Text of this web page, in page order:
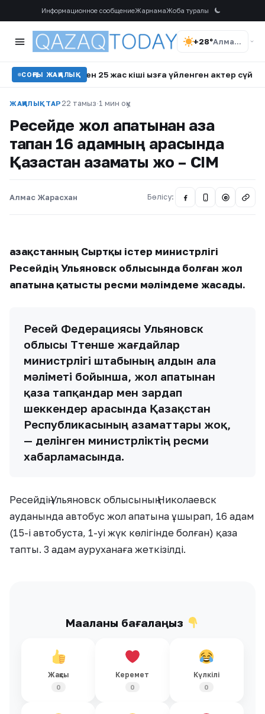
Информационное сообщениеЖарнамаЖоба туралы
+28° Алматы
СОҢҒЫ ЖАҢАЛЫҚ
Өзінен 25 жас кіші қызға үйленген актер сүйінші сұрады
ЖАҢАЛЫҚТАР 22 тамыз·1 мин оқу
Ресейде жол апатынан қаза
тапқан 16 адамның арасында
Қазақстан азаматы жоқ – СІМ
Алмас Жарасхан Бөлісу: @
Қазақстанның Сыртқы істер министрлігі
Ресейдің Ульяновск облысында болған жол
апатына қатысты ресми мәлімдеме жасады.
Ресей Федерациясы Ульяновск
облысы Төтенше жағдайлар
министрлігі штабының алдын ала
мәліметі бойынша, жол апатынан
қаза тапқандар мен зардап
шеккендер арасында Қазақстан
Республикасының азаматтары жоқ,
— делінген министрліктің ресми
хабарламасында.
Ресейдің Ульяновск облысының Николаевск
ауданында автобус жол апатына ұшырап, 16 адам
(15-і автобуста, 1-уі жүк көлігінде болған) қаза
тапты. 3 адам ауруханаға жеткізілді.
Мақаланы бағалаңыз
Жақсы
0
Керемет
0
Күлкілі
0